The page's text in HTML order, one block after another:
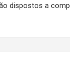
dispostos a